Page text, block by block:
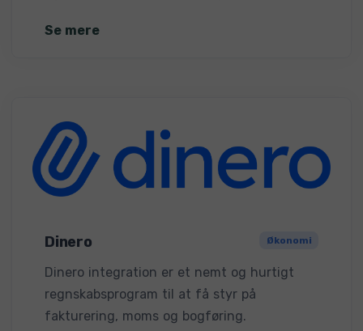
Se mere
Dinero Økonomi
Dinero integration er et nemt og hurtigt
regnskabsprogram til at få styr på
fakturering, moms og bogføring.